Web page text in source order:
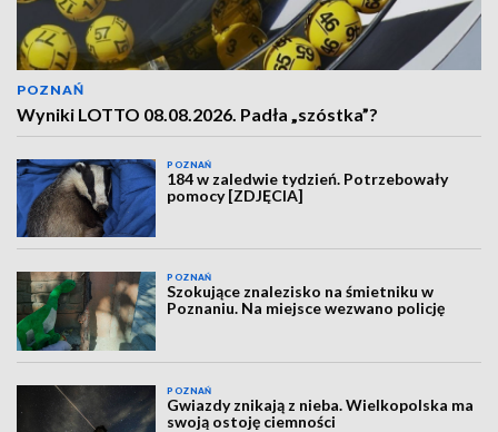
POZNAŃ
Wyniki LOTTO 08.08.2026. Padła „szóstka”?
POZNAŃ
184 w zaledwie tydzień. Potrzebowały
pomocy [ZDJĘCIA]
POZNAŃ
Szokujące znalezisko na śmietniku w
Poznaniu. Na miejsce wezwano policję
POZNAŃ
Gwiazdy znikają z nieba. Wielkopolska ma
swoją ostoję ciemności